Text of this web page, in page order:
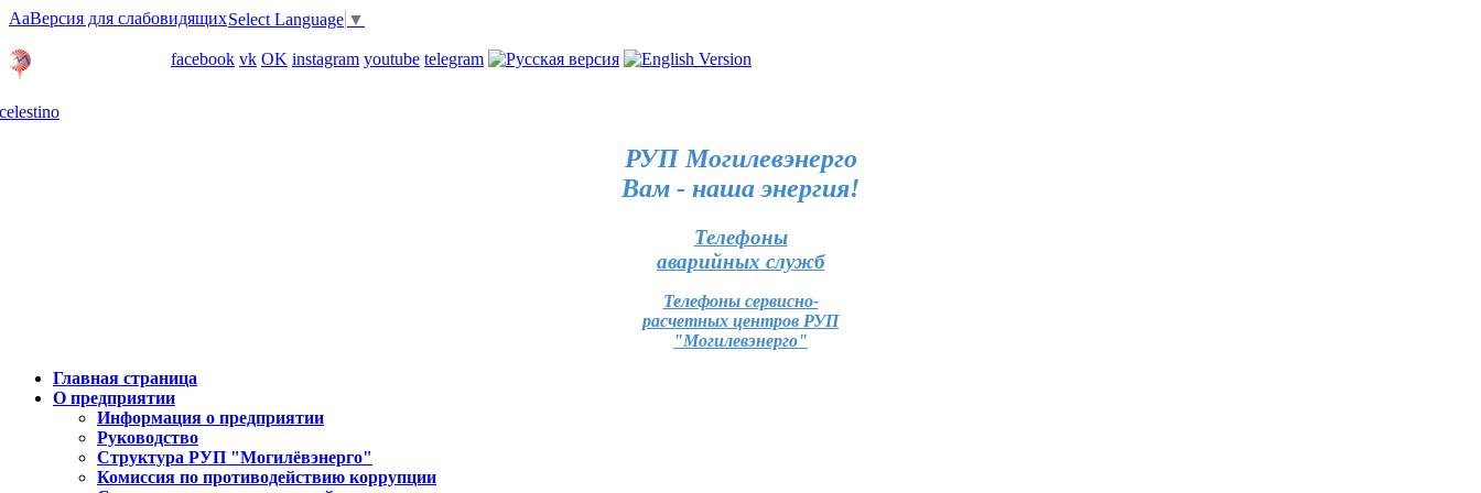
AaВерсия для слабовидящихSelect Language ▼
facebook vk OK instagram youtube telegram
РУП Могилевэнерго
Вам - наша энергия!
Телефоны
аварийных служб
Телефоны сервисно-
расчетных центров РУП
"Могилевэнерго"
Главная страница
О предприятии
Информация о предприятии
Руководство
Структура РУП "Могилёвэнерго"
Комиссия по противодействию коррупции